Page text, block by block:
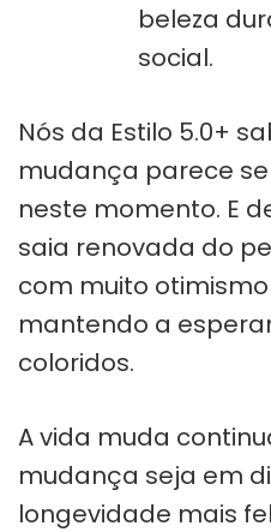
beleza
social.
Nós da Estilo 5.0+
mudança parece
neste momento. E
saia renovada do
com muito
mantendo a
coloridos.
A vida muda
mudança seja em
longevidade mais